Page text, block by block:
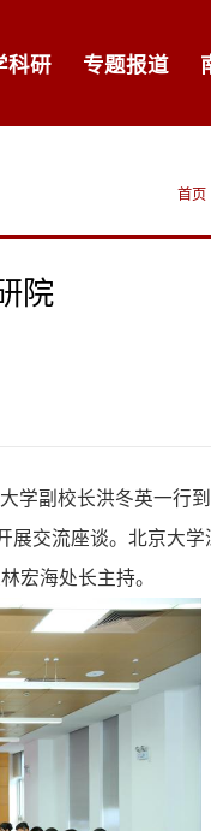
科研 专题报道
首页
院
学副校长洪冬英一行
展交流座谈。北京大
宏海处长主持。